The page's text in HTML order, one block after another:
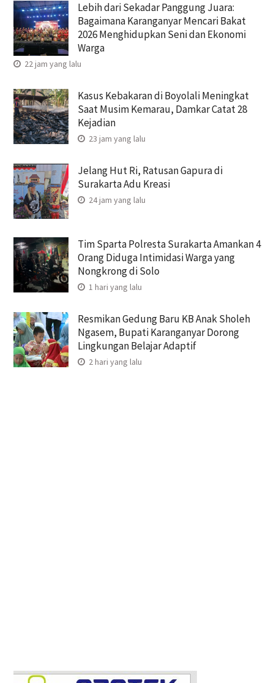
Lebih dari Sekadar Panggung Juara:
Bagaimana Karanganyar Mencari Bakat
2026 Menghidupkan Seni dan Ekonomi
Warga
22 jam yang lalu
Kasus Kebakaran di Boyolali Meningkat
Saat Musim Kemarau, Damkar Catat 28
Kejadian
23 jam yang lalu
Jelang Hut Ri, Ratusan Gapura di
Surakarta Adu Kreasi
24 jam yang lalu
Tim Sparta Polresta Surakarta Amankan 4
Orang Diduga Intimidasi Warga yang
Nongkrong di Solo
1 hari yang lalu
Resmikan Gedung Baru KB Anak Sholeh
Ngasem, Bupati Karanganyar Dorong
Lingkungan Belajar Adaptif
2 hari yang lalu